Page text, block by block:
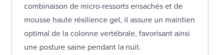
combinaison de micro-ressorts ensachés et de
mousse haute résilience gel, il assure un maintien
optimal de la colonne vertébrale, favorisant ainsi
une posture saine pendant la nuit.